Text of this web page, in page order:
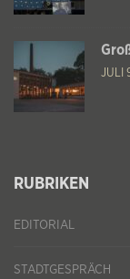
JULI
RUBRIKEN
EDITORIAL
STADTGESPRÄCH